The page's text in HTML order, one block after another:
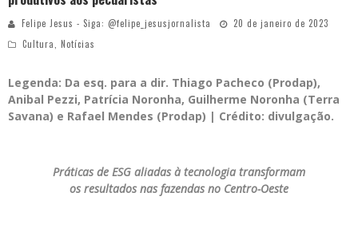
Felipe Jesus - Siga: @felipe_jesusjornalista
20 de janeiro de 2023
Cultura, Notícias
Legenda: Da esq. para a dir. Thiago Pacheco (Prodap),
Anibal Pezzi, Patrícia Noronha, Guilherme Noronha (Terra
Savana) e Rafael Mendes (Prodap) | Crédito: divulgação.
Práticas de ESG aliadas à tecnologia transformam
os resultados nas fazendas no Centro-Oeste